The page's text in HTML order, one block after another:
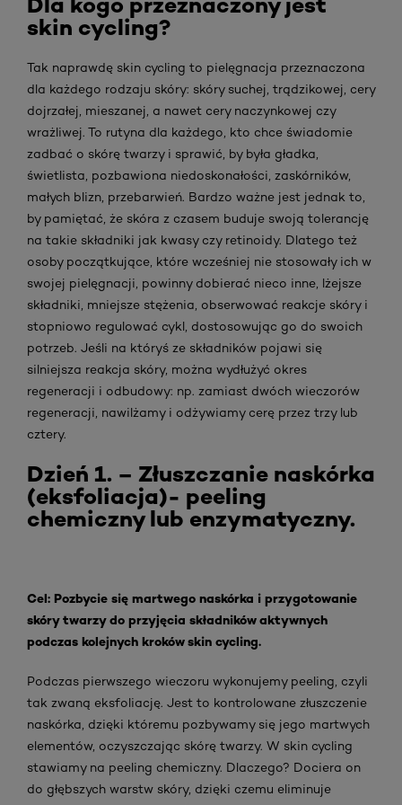
skin cycling?
Tak naprawdę skin cycling to pielęgnacja przeznaczona
dla każdego rodzaju skóry: skóry suchej, trądzikowej, cery
dojrzałej, mieszanej, a nawet cery naczynkowej czy
wrażliwej. To rutyna dla każdego, kto chce świadomie
zadbać o skórę twarzy i sprawić, by była gładka,
świetlista, pozbawiona niedoskonałości, zaskórników,
małych blizn, przebarwień. Bardzo ważne jest jednak to,
by pamiętać, że skóra z czasem buduje swoją tolerancję
na takie składniki jak kwasy czy retinoidy. Dlatego też
osoby początkujące, które wcześniej nie stosowały ich w
swojej pielęgnacji, powinny dobierać nieco inne, lżejsze
składniki, mniejsze stężenia, obserwować reakcje skóry i
stopniowo regulować cykl, dostosowując go do swoich
potrzeb. Jeśli na któryś ze składników pojawi się
silniejsza reakcja skóry, można wydłużyć okres
regeneracji i odbudowy: np. zamiast dwóch wieczorów
regeneracji, nawilżamy i odżywiamy cerę przez trzy lub
cztery.
Dzień 1. – Złuszczanie naskórka
(eksfoliacja)- peeling
chemiczny lub enzymatyczny.
Cel: Pozbycie się martwego naskórka i przygotowanie
skóry twarzy do przyjęcia składników aktywnych
podczas kolejnych kroków skin cycling.
Podczas pierwszego wieczoru wykonujemy peeling, czyli
tak zwaną eksfoliację. Jest to kontrolowane złuszczenie
naskórka, dzięki któremu pozbywamy się jego martwych
elementów, oczyszczając skórę twarzy. W skin cycling
stawiamy na peeling chemiczny. Dlaczego? Dociera on
do głębszych warstw skóry, dzięki czemu eliminuje